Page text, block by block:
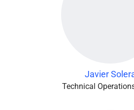
Javier
Technical